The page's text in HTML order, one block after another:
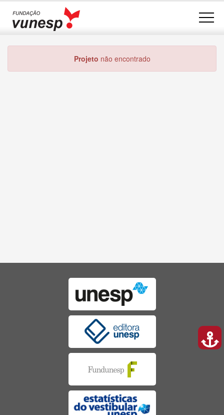
Projeto não encontrado